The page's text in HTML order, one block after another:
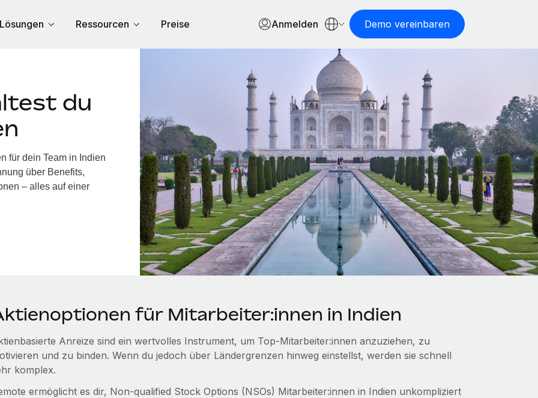
Ressourcen Preise Anmelden Demo vereinbaren
du
für dein Team in Indien
über Benefits,
– alles auf einer
für Mitarbeiter:innen in Indien
Anreize sind ein wertvolles Instrument, um Top‑Mitarbeiter:innen anzuziehen, zu
und zu binden. Wenn du jedoch über Ländergrenzen hinweg einstellst, werden sie schnell
komplex.
ermöglicht es dir, Non-qualified Stock Options (NSOs) Mitarbeiter:innen in Indien unkompliziert